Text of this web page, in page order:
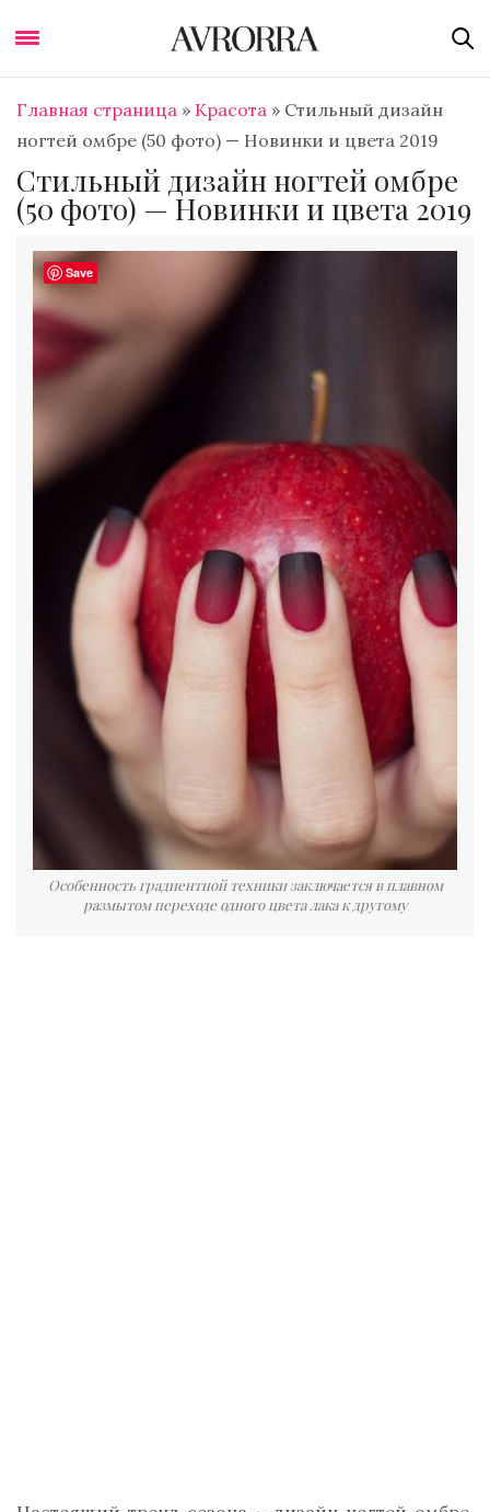
Главная страница » Красота » Стильный дизайн
ногтей омбре (50 фото) — Новинки и цвета 2019
Стильный дизайн ногтей омбре
(50 фото) — Новинки и цвета 2019
Особенность градиентной техники заключается в плавном
размытом переходе одного цвета лака к другому
Save